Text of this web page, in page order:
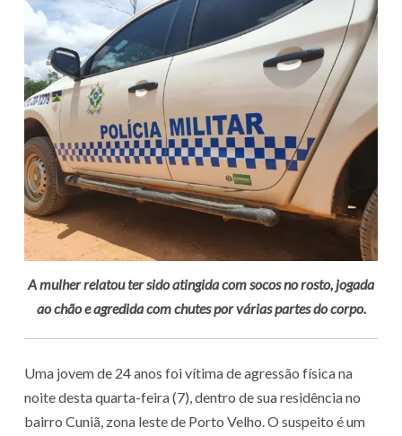
A mulher relatou ter sido atingida com socos no rosto, jogada
ao chão e agredida com chutes por várias partes do corpo.
Uma jovem de 24 anos foi vítima de agressão física na
noite desta quarta-feira (7), dentro de sua residência no
bairro Cuniã, zona leste de Porto Velho. O suspeito é um